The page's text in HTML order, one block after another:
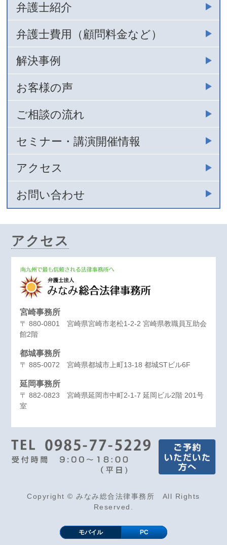
弁護士紹介
弁護士費用（顧問料金など）
解決事例
お客様の声
ご相談の流れ
セミナー・講演開催情報
アクセス
お問い合わせ
アクセス
宮崎事務所
〒 880-0801 宮崎県宮崎市老松1-2-2 宮崎県教職員互助会
館2階
都城事務所
〒 885-0072 宮崎県都城市上町13-18 都城STビル6F
延岡事務所
〒 882-0823 宮崎県延岡市中町2-1-7 延岡ビル2階 201号
室
Copyright © みなみ総合法律事務所 All Rights
Reserved.
モバイル PC